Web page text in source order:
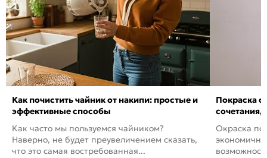
Как почистить чайник от накипи: простые и
эффективные способы
Как часто мы пользуемся чайником?
Наверно, не будет преувеличением сказать,
что это самая востребованная...
Покраска
сочетания,
Окраска